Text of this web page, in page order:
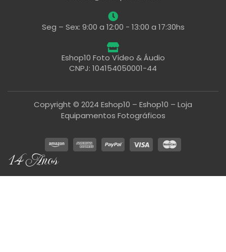
Seg – Sex: 9:00 a 12:00 - 13:00 a 17:30hs
Eshop10 Foto Vídeo & Áudio
CNPJ: 104154050001-44
Copyright © 2024 Eshop10 – Eshop10 – Loja
Equipamentos Fotográficos
14 Anos